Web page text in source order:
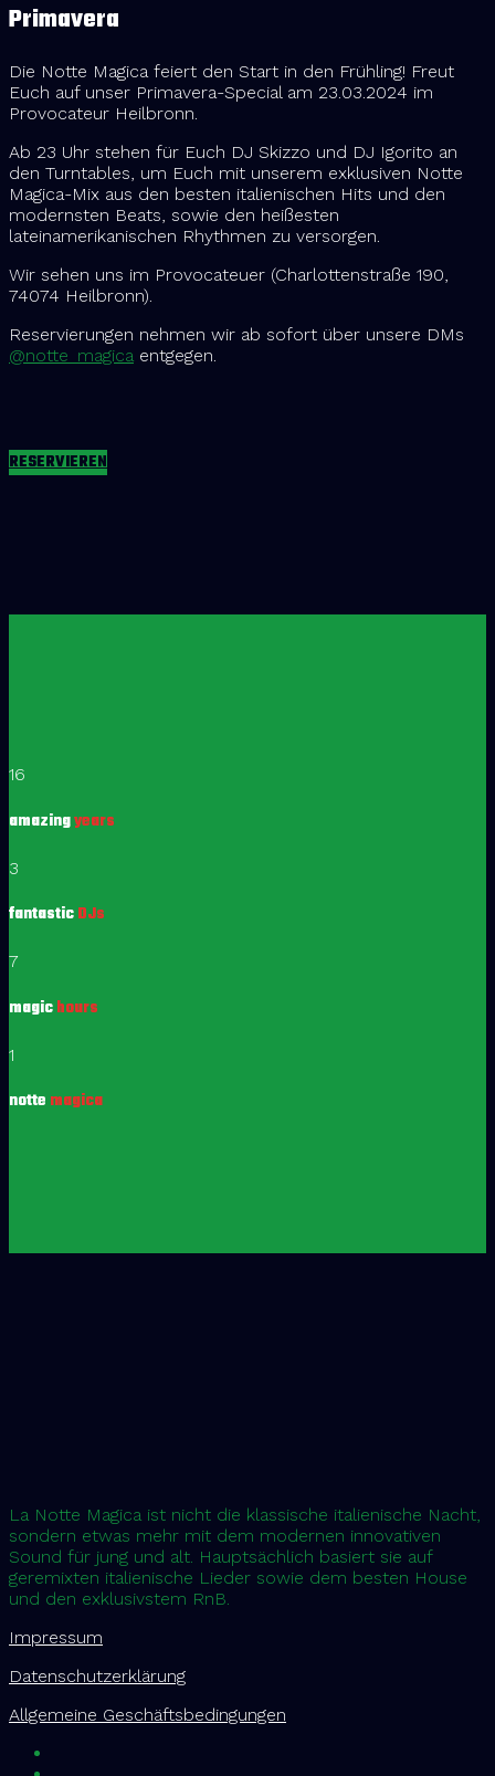
Primavera
Die Notte Magica feiert den Start in den Frühling! Freut
Euch auf unser Primavera-Special am 23.03.2024 im
Provocateur Heilbronn.
Ab 23 Uhr stehen für Euch DJ Skizzo und DJ Igorito an
den Turntables, um Euch mit unserem exklusiven Notte
Magica-Mix aus den besten italienischen Hits und den
modernsten Beats, sowie den heißesten
lateinamerikanischen Rhythmen zu versorgen.
Wir sehen uns im Provocateuer (Charlottenstraße 190,
74074 Heilbronn).
Reservierungen nehmen wir ab sofort über unsere DMs
@notte_magica entgegen.
RESERVIEREN
16
amazingyears
3
fantasticDJs
7
magichours
1
notte magica
La Notte Magica ist nicht die klassische italienische Nacht,
sondern etwas mehr mit dem modernen innovativen
Sound für jung und alt. Hauptsächlich basiert sie auf
geremixten italienische Lieder sowie dem besten House
und den exklusivstem RnB.
Impressum
Datenschutzerklärung
Allgemeine Geschäftsbedingungen